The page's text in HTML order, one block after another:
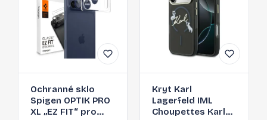
Ochranné sklo
Spigen OPTIK PRO
XL „EZ FIT“ pro
Kryt Karl
Lagerfeld IML
Choupettes Karl